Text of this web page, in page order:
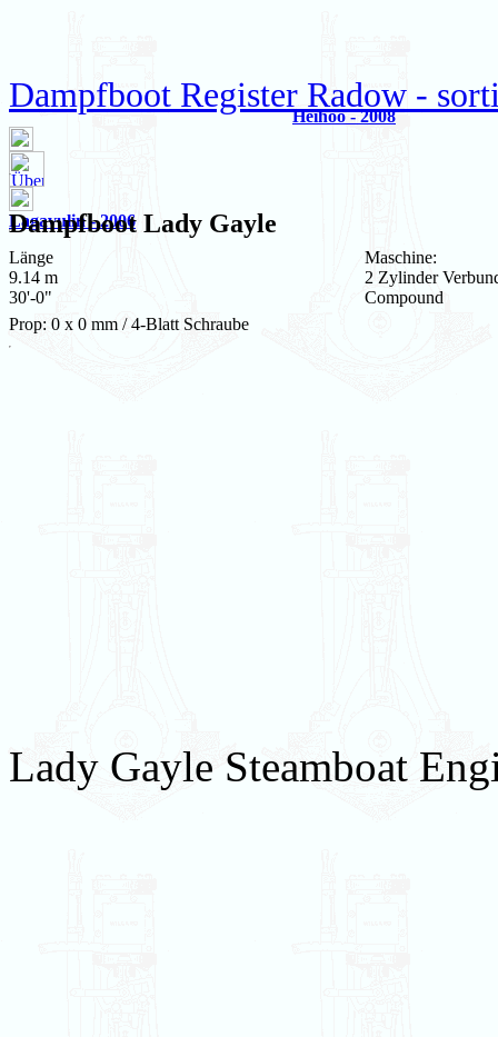
Dampfboot Register Radow -
Heihoo - 2008
Lagavulin - 2006
Dampfboot Lady Gayle
Länge
9.14 m
30'-0"
Maschine:
2 Zylinder
Compound
Prop: 0 x 0 mm / 4-Blatt Schraube
Lady Gayle Steamboat